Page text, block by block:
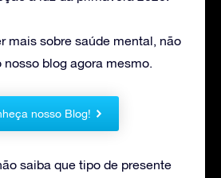
mais sobre saúde mental, não
blog agora mesmo.
nosso Blog!
saiba que tipo de presente